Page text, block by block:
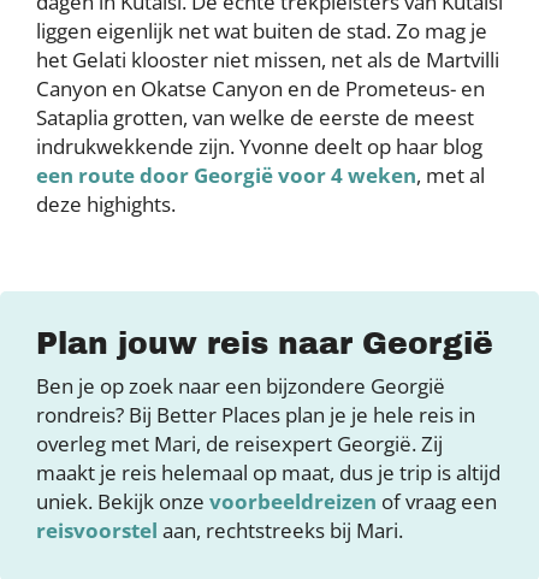
liggen eigenlijk net wat buiten de stad. Zo mag je
het Gelati klooster niet missen, net als de Martvilli
Canyon en Okatse Canyon en de Prometeus- en
Sataplia grotten, van welke de eerste de meest
indrukwekkende zijn. Yvonne deelt op haar blog
een route door Georgië voor 4 weken, met al
deze highights.
Plan jouw reis naar Georgië
Ben je op zoek naar een bijzondere Georgië
rondreis? Bij Better Places plan je je hele reis in
overleg met Mari, de reisexpert Georgië. Zij
maakt je reis helemaal op maat, dus je trip is altijd
uniek. Bekijk onze voorbeeldreizen of vraag een
reisvoorstel aan, rechtstreeks bij Mari.